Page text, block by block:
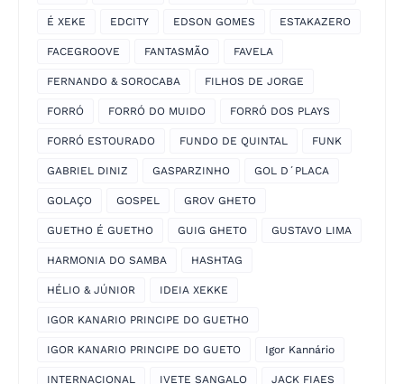
É XEKE EDCITY EDSON GOMES ESTAKAZERO
FACEGROOVE FANTASMÃO FAVELA
FERNANDO & SOROCABA FILHOS DE JORGE
FORRÓ FORRÓ DO MUIDO FORRÓ DOS PLAYS
FORRÓ ESTOURADO FUNDO DE QUINTAL FUNK
GABRIEL DINIZ GASPARZINHO GOL D´PLACA
GOLAÇO GOSPEL GROV GHETO
GUETHO É GUETHO GUIG GHETO GUSTAVO LIMA
HARMONIA DO SAMBA HASHTAG
HÉLIO & JÚNIOR IDEIA XEKKE
IGOR KANARIO PRINCIPE DO GUETHO
IGOR KANARIO PRINCIPE DO GUETO Igor Kannário
INTERNACIONAL IVETE SANGALO JACK FIAES